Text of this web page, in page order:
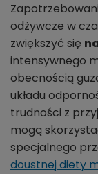
odżywcze w
zwiększyć się
intensywnego
obecnością
układu
trudności z
mogą
specjalnego
doustnej diety